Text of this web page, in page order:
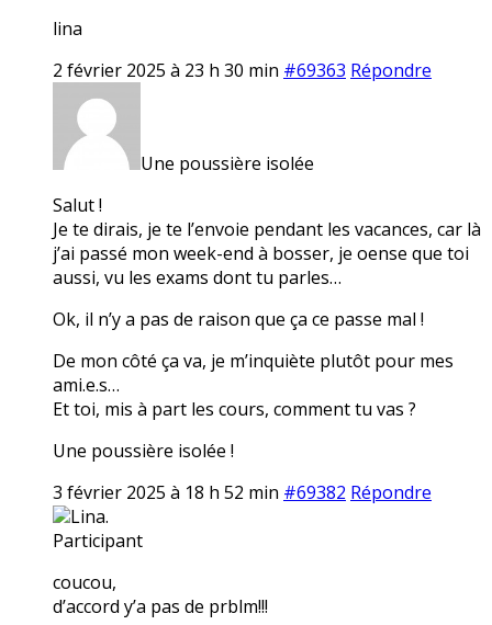
lina
2 février 2025 à 23 h 30 min #69363 Répondre
Une poussière isolée
Salut !
Je te dirais, je te l’envoie pendant les vacances, car là
j’ai passé mon week-end à bosser, je oense que toi
aussi, vu les exams dont tu parles…
Ok, il n’y a pas de raison que ça ce passe mal !
De mon côté ça va, je m’inquiète plutôt pour mes
ami.e.s…
Et toi, mis à part les cours, comment tu vas ?
Une poussière isolée !
3 février 2025 à 18 h 52 min #69382 Répondre
Lina.
Participant
coucou,
d’accord y’a pas de prblm!!!